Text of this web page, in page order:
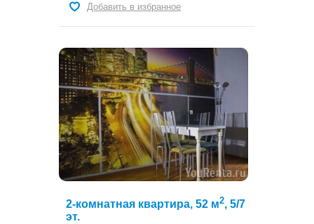
Добавить в избранное
2-комнатная квартира, 52 м2, 5/7
эт.